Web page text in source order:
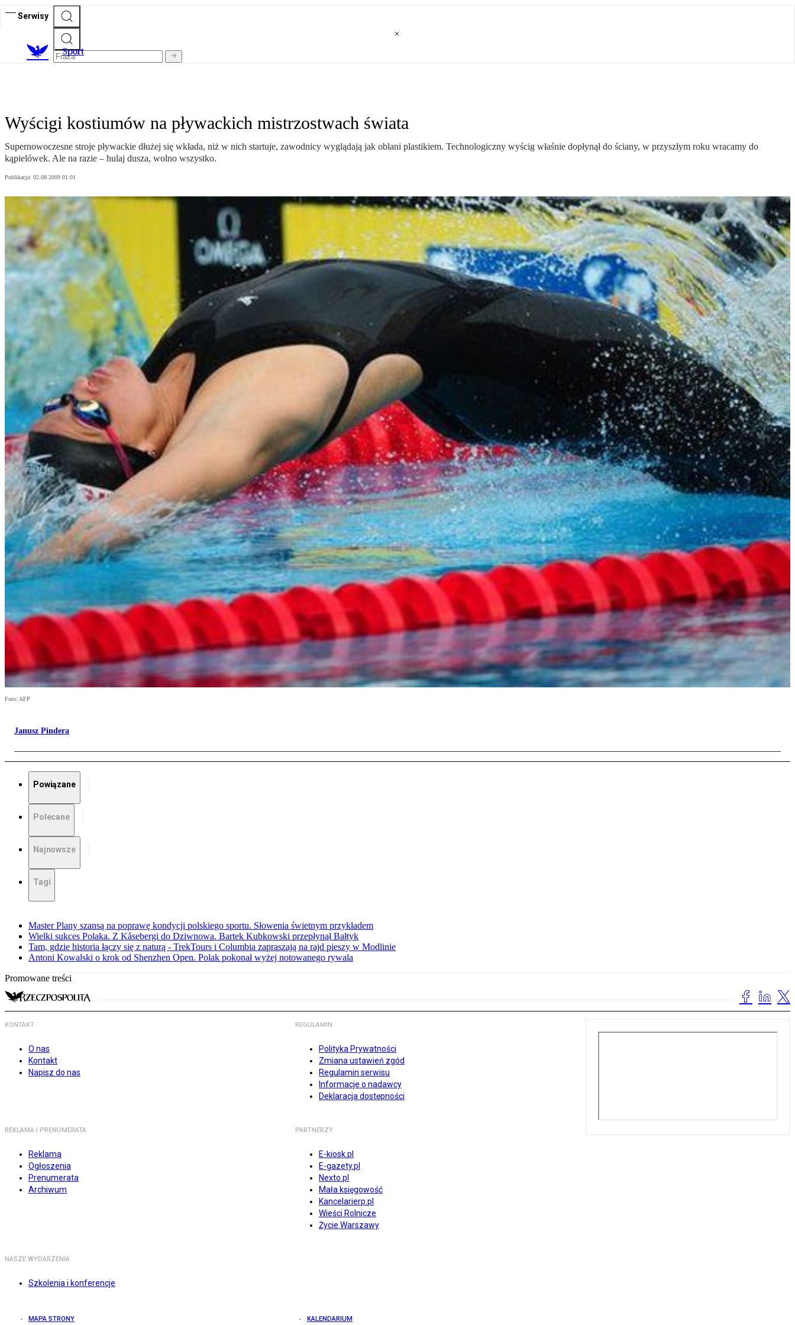
Serwisy
Sport
Wyścigi kostiumów na pływackich mistrzostwach świata
Supernowoczesne stroje pływackie dłużej się wkłada, niż w nich startuje, zawodnicy wyglądają jak oblani plastikiem. Technologiczny wyścig właśnie dopłynął do ściany, w przyszłym roku wracamy do
kąpielówek. Ale na razie – hulaj dusza, wolno wszystko.
Publikacja: 02.08.2009 01:01
Foto: AFP
Janusz Pindera
Powiązane
Polecane
Najnowsze
Tagi
Master Plany szansą na poprawę kondycji polskiego sportu. Słowenia świetnym przykładem
Wielki sukces Polaka. Z Kåsebergi do Dziwnowa. Bartek Kubkowski przepłynął Bałtyk
Tam, gdzie historia łączy się z naturą - TrekTours i Columbia zapraszają na rajd pieszy w Modlinie
Antoni Kowalski o krok od Shenzhen Open. Polak pokonał wyżej notowanego rywala
Promowane treści
KONTAKT
O nas
Kontakt
Napisz do nas
REGULAMIN
Polityka Prywatności
Zmiana ustawień zgód
Regulamin serwisu
Informacje o nadawcy
Deklaracja dostępności
REKLAMA I PRENUMERATA
Reklama
Ogłoszenia
Prenumerata
Archiwum
PARTNERZY
E-kiosk.pl
E-gazety.pl
Nexto.pl
Mała księgowość
Kancelarierp.pl
Wieści Rolnicze
Życie Warszawy
NASZE WYDARZENIA
Szkolenia i konferencje
MAPA STRONY KALENDARIUM